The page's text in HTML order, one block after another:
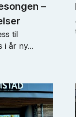
–
til
i år ny...